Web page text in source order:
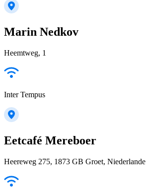
Marin Nedkov
Heemtweg, 1
Inter Tempus
Eetcafé Mereboer
Heereweg 275, 1873 GB Groet, Niederlande